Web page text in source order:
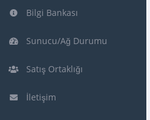
Bilgi Bankası
Sunucu/Ağ Durumu
Satış Ortaklığı
İletişim